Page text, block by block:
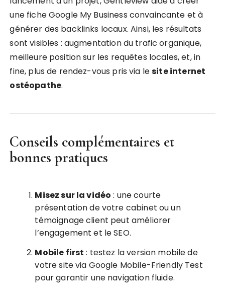
une fiche Google My Business convaincante et à
générer des backlinks locaux. Ainsi, les résultats
sont visibles : augmentation du trafic organique,
meilleure position sur les requêtes locales, et, in
fine, plus de rendez-vous pris via lesite internet
ostéopathe.
Conseils complémentaires et
bonnes pratiques
Misez sur la vidéo : une courte
présentation de votre cabinet ou un
témoignage client peut améliorer
l’engagement et le SEO.
Mobile first : testez la version mobile de
votre site via Google Mobile-Friendly Test
pour garantir une navigation fluide.